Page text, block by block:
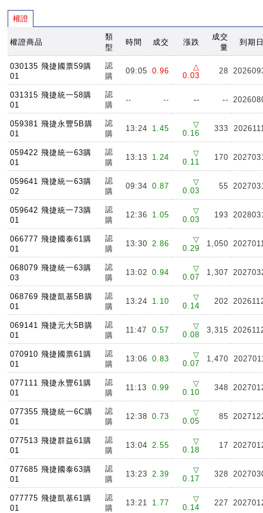
權證
權證商品
類
型
時間 成交 漲跌
成交
量
到期
030135 飛捷國票59購
01
認
購
09:05 0.96
△
0.03
28
031315 飛捷統一58購
01
認
購
-- -- -- --
059381 飛捷永豐5B購
01
認
購
13:24 1.45
▽
0.16
333
059422 飛捷統一63購
01
認
購
13:13 1.24
▽
0.11
170
059641 飛捷統一63購
02
認
購
09:34 0.87
▽
0.03
55
059642 飛捷統一73購
01
認
購
12:36 1.05
▽
0.03
193
066777 飛捷國泰61購
01
認
購
13:30 2.86
▽
0.29
1,050
068079 飛捷統一63購
03
認
購
13:02 0.94
▽
0.07
1,307
068769 飛捷凱基5B購
01
認
購
13:24 1.10
▽
0.14
202
069141 飛捷元大5B購
01
認
購
11:47 0.57
▽
0.08
3,315
070910 飛捷國票61購
01
認
購
13:06 0.83
▽
0.07
1,470
077111 飛捷永豐61購
01
認
購
11:13 0.99
▽
0.10
348
077355 飛捷統一6C購
01
認
購
12:38 0.73
▽
0.05
85
077513 飛捷群益61購
01
認
購
13:04 2.55
▽
0.18
17
077685 飛捷國泰63購
01
認
購
13:23 2.39
▽
0.17
328
077775 飛捷凱基61購
01
認
購
13:21 1.77
▽
0.14
227